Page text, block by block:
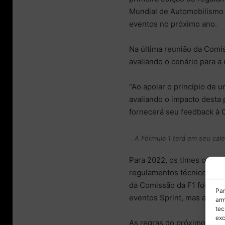
Mundial de
eventos no próximo ano.
Na última reunião da
avaliando o cenário para
“Ao apoiar o princípio de
avaliando o impacto desta
fornecerá seu feedback à
A Fórmula 1 terá em seu
Para 2022, os times
regulamentos técnicos,
da Comissão da F1 foi
eventos Sprint, mas a FIA
As regras do próximo ano